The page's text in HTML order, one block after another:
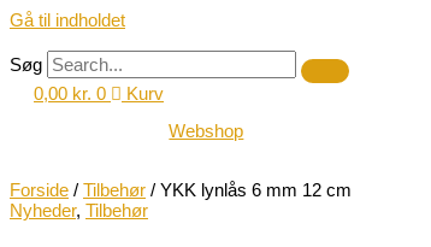
Gå til indholdet
Søg
0,00 kr. 0
Kurv
Webshop
Forside / Tilbehør / YKK lynlås 6 mm 12 cm
Nyheder, Tilbehør